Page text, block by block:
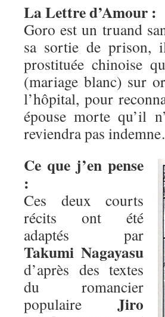
La Lettre d’Amour :
Goro est un truand
sa sortie de prison,
prostituée chinoise
(mariage blanc) sur
l’hôpital, pour
épouse morte qu’il
reviendra pas
Ce que j’en pense
:
Ces deux courts
récits ont été
adaptés par
Takumi Nagayasu
d’après des textes
du romancier
populaire Jiro